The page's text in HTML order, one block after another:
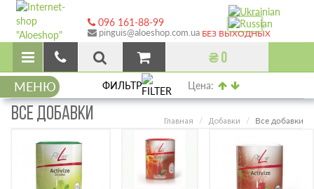
096 161-88-99
pinguis@aloeshop.com.ua БЕЗ ВЫХОДНЫХ
₴ 0
МЕНЮ ФИЛЬТР Цена:
ВСЕ ДОБАВКИ Главная Добавки Все добавки